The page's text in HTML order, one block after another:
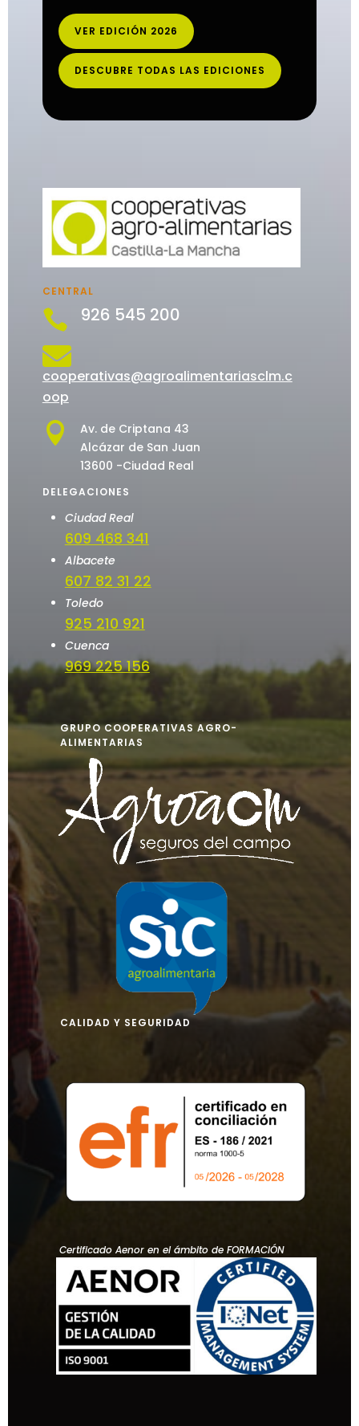
VER EDICIÓN 2026
DESCUBRE TODAS LAS EDICIONES
CENTRAL
 926 545 200

cooperativas@agroalimentariasclm.c
oop

Av. de Criptana 43
Alcázar de San Juan
13600 -Ciudad Real
DELEGACIONES
Ciudad Real
609 468 341
Albacete
607 82 31 22
Toledo
925 210 921
Cuenca
969 225 156
GRUPO COOPERATIVAS AGRO-
ALIMENTARIAS
CALIDAD Y SEGURIDAD
Certificado Aenor en el ámbito de FORMACIÓN